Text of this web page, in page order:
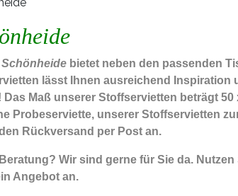
bietet neben den passenden
lässt Ihnen ausreichend Inspiration
Maß unserer Stoffservietten beträgt
Probeserviette, unserer Stoffservietten
Rückversand per Post an.
Wir sind gerne für Sie da.
Angebot an.